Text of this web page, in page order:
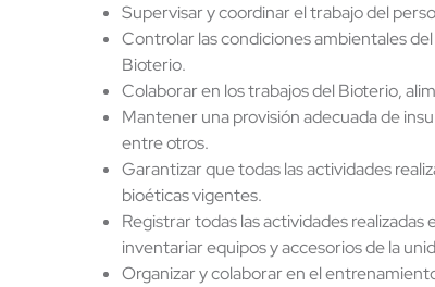
Supervisar y coordinar el trabajo del
Controlar las condiciones ambientales
Bioterio.
Colaborar en los trabajos del Bioterio,
Mantener una provisión adecuada de
entre otros.
Garantizar que todas las actividades
bioéticas vigentes.
Registrar todas las actividades
inventariar equipos y accesorios de la
Organizar y colaborar en el